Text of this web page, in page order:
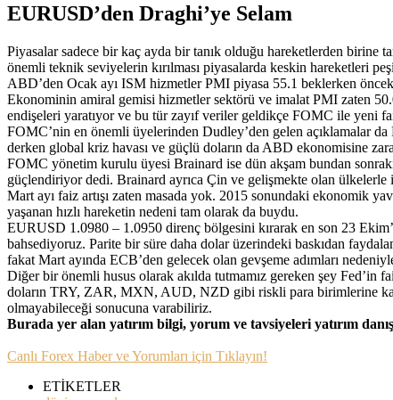
EURUSD’den Draghi’ye Selam
Piyasalar sadece bir kaç ayda bir tanık olduğu hareketlerden birine
önemli teknik seviyelerin kırılması piyasalarda keskin hareketleri
ABD’den Ocak ayı ISM hizmetler PMI piyasa 55.1 beklerken
Ekonominin amiral gemisi hizmetler sektörü ve imalat PMI zaten
endişeleri yaratıyor ve bu tür zayıf veriler geldikçe FOMC ile yeni
FOMC’nin en önemli üyelerinden Dudley’den gelen açıklamalar
derken global kriz havası ve güçlü doların da ABD ekonomisine
FOMC yönetim kurulu üyesi Brainard ise dün akşam bundan
güçlendiriyor dedi. Brainard ayrıca Çin ve gelişmekte olan
Mart ayı faiz artışı zaten masada yok. 2015 sonundaki ekonomik
yaşanan hızlı hareketin nedeni tam olarak da buydu.
EURUSD 1.0980 – 1.0950 direnç bölgesini kırarak en son 23
bahsediyoruz. Parite bir süre daha dolar üzerindeki baskıdan
fakat Mart ayında ECB’den gelecek olan gevşeme adımları
Diğer bir önemli husus olarak akılda tutmamız gereken şey Fed’in
doların TRY, ZAR, MXN, AUD, NZD gibi riskli para birimlerine
olmayabileceği sonucuna varabiliriz.
Burada yer alan yatırım bilgi, yorum ve tavsiyeleri yatırım
Canlı Forex Haber ve Yorumları için Tıklayın!
ETİKETLER